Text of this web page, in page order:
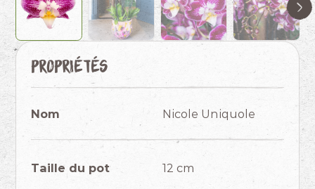
Propriétés
Nom Nicole Uniquole
Taille du pot 12 cm